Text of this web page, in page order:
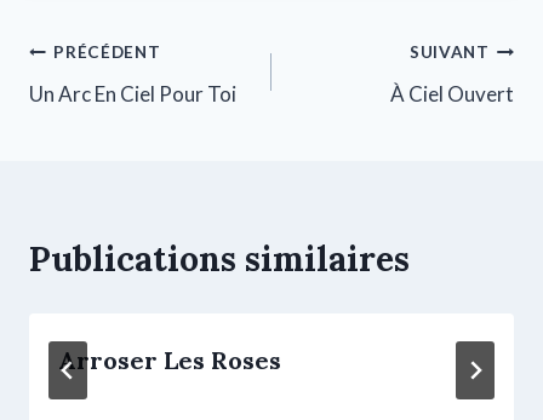
PRÉCÉDENT
Un Arc En Ciel Pour Toi
SUIVANT
À Ciel Ouvert
Publications similaires
Arroser Les Roses